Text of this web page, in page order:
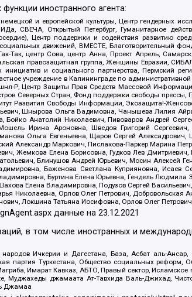
иностранного агента:
и европейской культуры, Центр гендерных
Открытый Петербург, Гуманитарное
Центр поддержки и содействия развитию
социальных движений, ВМЕСТЕ,
Так, центр Сова, центр Анна, Проект Апрель,
правозащитная группа, Женщины Евразии,
и социального партнерства, Пермский
учреждение в Калининграде по административной
Р, Центр Защиты Прав Средств Массовой
Северных Стран, Фонд поддержки свободы
Развития Свободы Информации, Экозащита!-
Шнырова Ольга Вадимовна, Чанышева Лилия
Анатолий Николаевич, Пивоваров Андрей
Ирина Ароновна, Шведов Григорий
Ольга Евгеньевна, Щаров Сергей
Александр Маркович, Пислакова-Паркер Марина
Жемкова Елена Борисовна, Гудков Лев
Блинушов Андрей Юрьевич, Мосин Алексей
Баженова Светлана Куприяновна, Исаев
Буртина Елена Юрьевна, Гендель
Елена Владимировна, Подузов Сергей
Николаевна, Орлов Олег Петрович,
Локшина Татьяна Иосифовна, Орлов Олег
данные на23.12.2021
в том числе иностранных и
Ичкерии и Дагестана, База, Асбат аль-
партия Туркестана, Общество социальных
Имарат Кавказ, АБТО, Правый сектор,
Муджахеды джамаата Ат-Тавхида Валь-Джихад,
Джамаа